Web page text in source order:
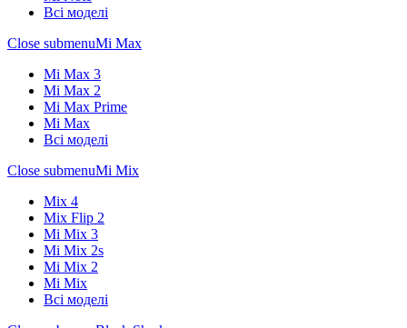
Всі моделі
Close submenuMi Max
Mi Max 3
Mi Max 2
Mi Max Prime
Mi Max
Всі моделі
Close submenuMi Mix
Mix 4
Mix Flip 2
Mi Mix 3
Mi Mix 2s
Mi Mix 2
Mi Mix
Всі моделі